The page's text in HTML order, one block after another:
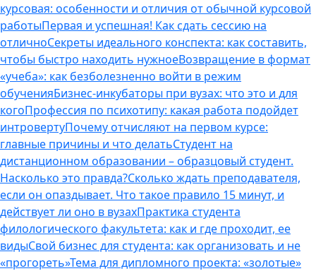
курсовая: особенности и отличия от обычной курсовой
работыПервая и успешная! Как сдать сессию на
отличноСекреты идеального конспекта: как составить,
чтобы быстро находить нужноеВозвращение в формат
«учеба»: как безболезненно войти в режим
обученияБизнес-инкубаторы при вузах: что это и для
когоПрофессия по психотипу: какая работа подойдет
интровертуПочему отчисляют на первом курсе:
главные причины и что делатьСтудент на
дистанционном образовании – образцовый студент.
Насколько это правда?Сколько ждать преподавателя,
если он опаздывает. Что такое правило 15 минут, и
действует ли оно в вузахПрактика студента
филологического факультета: как и где проходит, ее
видыСвой бизнес для студента: как организовать и не
«прогореть»Тема для дипломного проекта: «золотые»